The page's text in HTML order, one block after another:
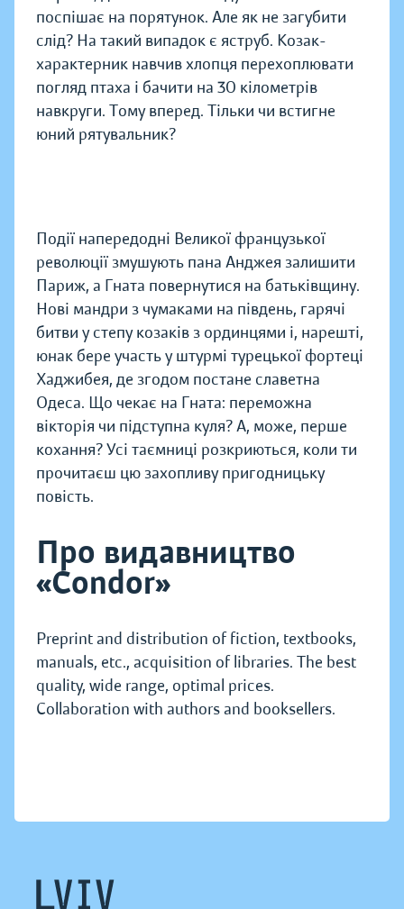
поспішає на порятунок. Але як не загубити
слід? На такий випадок є яструб. Козак-
характерник навчив хлопця перехоплювати
погляд птаха і бачити на 30 кілометрів
навкруги. Тому вперед. Тільки чи встигне
юний рятувальник?
Події напередодні Великої французької
революції змушують пана Анджея залишити
Париж, а Гната повернутися на батьківщину.
Нові мандри з чумаками на південь, гарячі
битви у степу козаків з ординцями і, нарешті,
юнак бере участь у штурмі турецької фортеці
Хаджибея, де згодом постане славетна
Одеса. Що чекає на Гната: переможна
вікторія чи підступна куля? А, може, перше
кохання? Усі таємниці розкриються, коли ти
прочитаєш цю захопливу пригодницьку
повість.
Про видавництво
«Condor»
Preprint and distribution of fiction, textbooks,
manuals, etc., acquisition of libraries. The best
quality, wide range, optimal prices.
Collaboration with authors and booksellers.